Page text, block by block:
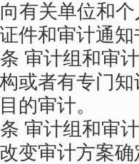
有关单位和个
件和审计通
审计组和审
或者有专门
的审计。
审计组和审
变审计方案